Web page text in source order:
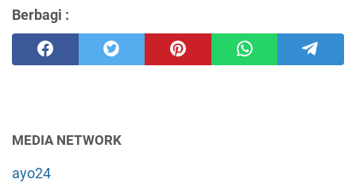
Berbagi :
MEDIA NETWORK
ayo24